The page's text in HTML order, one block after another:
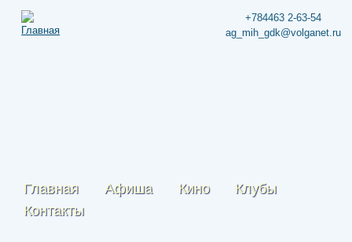
+784463 2-63-54
ag_mih_gdk@volganet.ru
Главная Афиша Кино
Клубы
Контакты